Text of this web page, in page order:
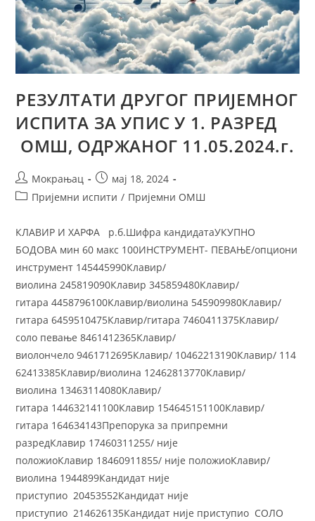
РЕЗУЛТАТИ ДРУГОГ ПРИЈЕМНОГ
ИСПИТА ЗА УПИС У 1. РАЗРЕД
ОМШ, ОДРЖАНОГ 11.05.2024.г.
Мокрањац
мај 18, 2024
Пријемни испити / Пријемни ОМШ
КЛАВИР И ХАРФА р.б.Шифра кандидатаУКУПНО
БОДОВА мин 60 макс 100ИНСТРУМЕНТ- ПЕВАЊЕ/опциони
инструмент 145445990Клавир/
виолина 245819090Клавир 345859480Клавир/
гитара 4458796100Клавир/виолина 545909980Клавир/
гитара 6459510475Клавир/гитара 7460411375Клавир/
соло певање 8461412365Клавир/
виолончело 9461712695Клавир/ 10462213190Клавир/ 114
62413385Клавир/виолина 12462813770Клавир/
виолина 13463114080Клавир/
гитара 144632141100Клавир 154645151100Клавир/
гитара 164634143Препорука за припремни
разредКлавир 17460311255/ није
положиоКлавир 18460911855/ није положиоКлавир/
виолина 1944899Кандидат није
приступио 20453552Кандидат није
приступио 214626135Кандидат није приступио СОЛО